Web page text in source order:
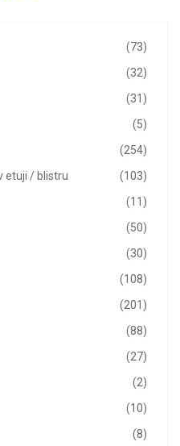
(73)
(32)
(31)
(5)
(254)
(103)
etuji / blistru
(11)
(50)
(30)
(108)
(201)
(88)
(27)
(2)
(10)
(8)